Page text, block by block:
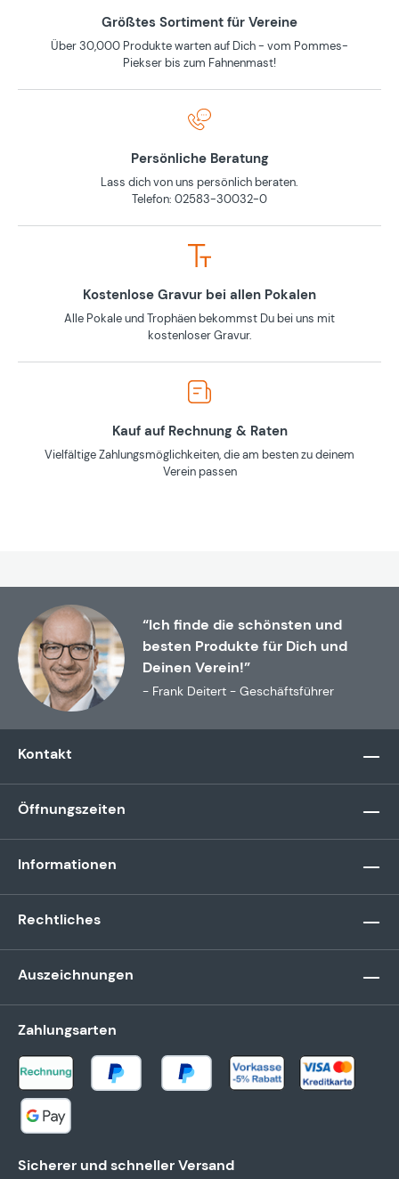
Größtes Sortiment für Vereine
Über 30,000 Produkte warten auf Dich - vom Pommes-
Piekser bis zum Fahnenmast!
Persönliche Beratung
Lass dich von uns persönlich beraten.
Telefon: 02583-30032-0
Kostenlose Gravur bei allen Pokalen
Alle Pokale und Trophäen bekommst Du bei uns mit
kostenloser Gravur.
Kauf auf Rechnung & Raten
Vielfältige Zahlungsmöglichkeiten, die am besten zu deinem
Verein passen
“Ich finde die schönsten und
besten Produkte für Dich und
Deinen Verein!”
- Frank Deitert - Geschäftsführer
Kontakt
Öffnungszeiten
Informationen
Rechtliches
Auszeichnungen
Zahlungsarten
Sicherer und schneller Versand